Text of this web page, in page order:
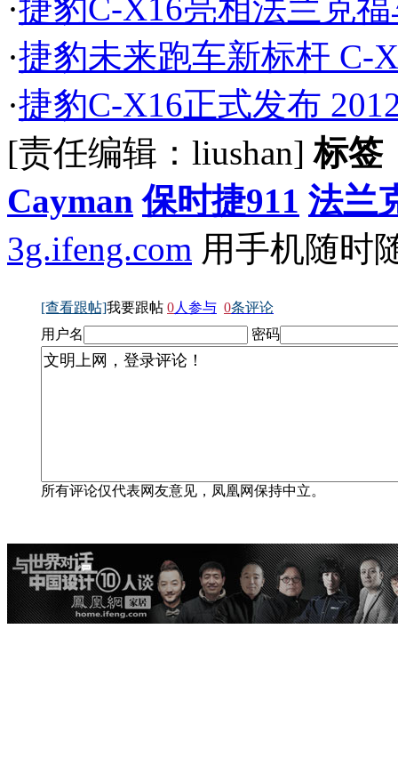
·捷豹C-X16亮相法兰克
·捷豹未来跑车新标杆 C-
·捷豹C-X16正式发布
[责任编辑：liushan]标签
Cayman 保时捷911 法兰
3g.ifeng.com 用手机随时
[查看跟帖]我要跟帖 0人参与 0条评论
用户名
密码
所有评论仅代表网友意见，凤凰网保持中立。